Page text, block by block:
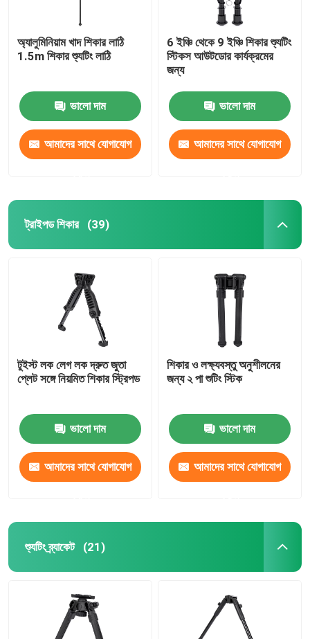
ডেস্ক
অ্যালুমিনিয়াম খাদ শিকার লাঠি
1.5m শিকার শ্যুটিং লাঠি
ভালো দাম
আমাদের সাথে যোগাযোগ
6 ইঞ্চি থেকে 9 ইঞ্চি শিকার শ্যুটিং
স্টিকস আউটডোর কার্যক্রমের
জন্য
ভালো দাম
আমাদের সাথে যোগাযোগ
ট্রাইপড শিকার (39)
টুইস্ট লক লেগ লক দ্রুত জুতা
প্লেট সঙ্গে নিয়মিত শিকার স্ট্রিপড
ভালো দাম
আমাদের সাথে যোগাযোগ
শিকার ও লক্ষ্যবস্তু অনুশীলনের
জন্য ২ পা শুটিং স্টিক
ভালো দাম
আমাদের সাথে যোগাযোগ
শ্যুটিং ব্র্যাকেট (21)